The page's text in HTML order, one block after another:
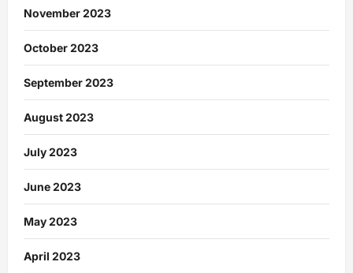
November 2023
October 2023
September 2023
August 2023
July 2023
June 2023
May 2023
April 2023